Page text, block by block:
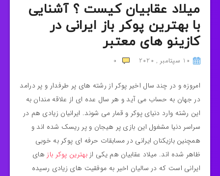
میلاد عقابیان کیست ؟ آشنایی
با بهترین پوکر باز ایرانی در
کازینو های معتبر
10 سپتامبر , 2020 0
امروزه و در چند سال اخیر پوکر از رشته های پر طرفدار و پر درامد
در جهان به حساب می آید و هر سال عده ای از علاقه مندان به
این رشته وارد دنیای پوکر و قمار می شوند. ایرانیان زیادی هم در
سراسر دنیا مشغول این بازی پر هیجان و پر ریسک شده اند و
همچنین بازیکنان ایرانی در مسابقات حرفه ای پوکر به خوبی
ظاهر شده اند. میلاد عقابیان هم یکی ازبهترین پوکر باز های
ایرانی است که در سالیان اخیر به موفقیت های زیادی رسیده